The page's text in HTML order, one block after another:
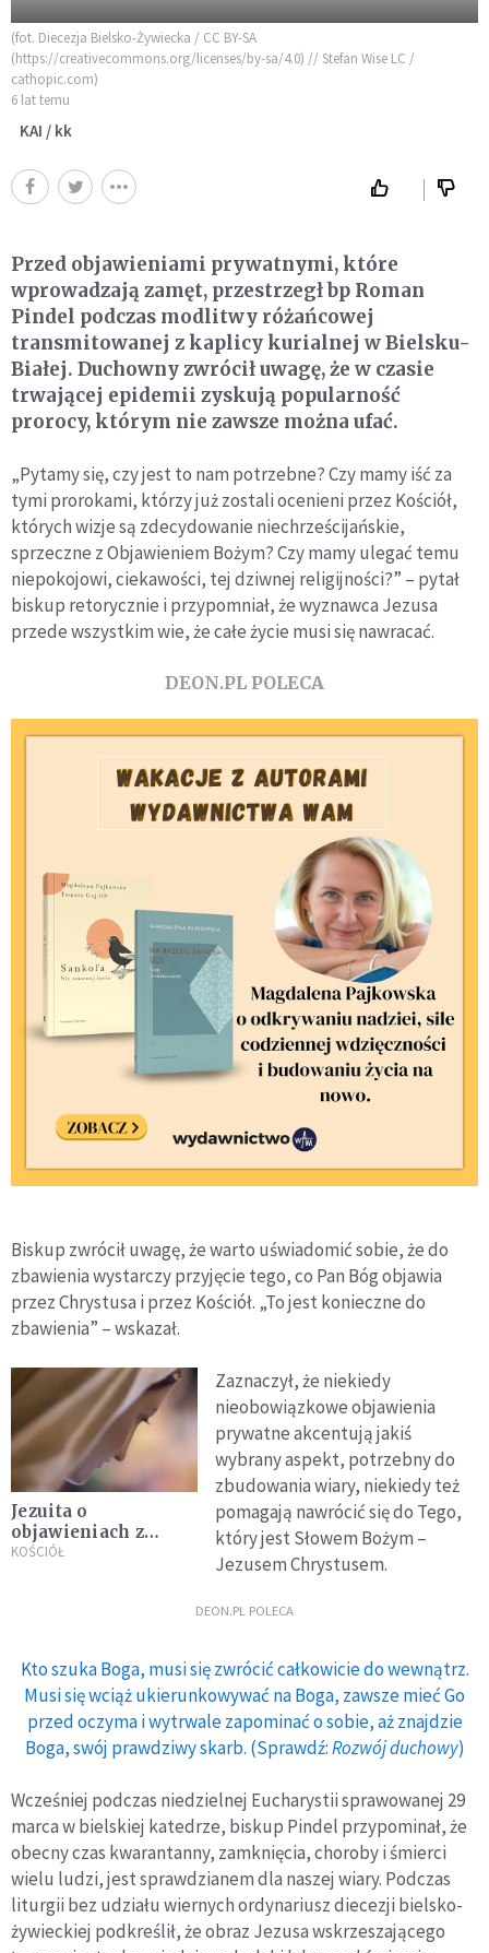
(fot. Diecezja Bielsko-Żywiecka / CC BY-SA
(https://creativecommons.org/licenses/by-sa/4.0) // Stefan Wise LC /
cathopic.com)
6 lat temu
KAI / kk
Przed objawieniami prywatnymi, które
wprowadzają zamęt, przestrzegł bp Roman
Pindel podczas modlitwy różańcowej
transmitowanej z kaplicy kurialnej w Bielsku-
Białej. Duchowny zwrócił uwagę, że w czasie
trwającej epidemii zyskują popularność
prorocy, którym nie zawsze można ufać.
„Pytamy się, czy jest to nam potrzebne? Czy mamy iść za
tymi prorokami, którzy już zostali ocenieni przez Kościół,
których wizje są zdecydowanie niechrześcijańskie,
sprzeczne z Objawieniem Bożym? Czy mamy ulegać temu
niepokojowi, ciekawości, tej dziwnej religijności?” – pytał
biskup retorycznie i przypomniał, że wyznawca Jezusa
przede wszystkim wie, że całe życie musi się nawracać.
DEON.PL POLECA
Biskup zwrócił uwagę, że warto uświadomić sobie, że do
zbawienia wystarczy przyjęcie tego, co Pan Bóg objawia
przez Chrystusa i przez Kościół. „To jest konieczne do
zbawienia” – wskazał.
Jezuita o
objawieniach z
Trevignano: nie
KOŚCIÓŁ
Zaznaczył, że niekiedy
nieobowiązkowe objawienia
prywatne akcentują jakiś
wybrany aspekt, potrzebny do
zbudowania wiary, niekiedy też
pomagają nawrócić się do Tego,
który jest Słowem Bożym –
Jezusem Chrystusem.
DEON.PL POLECA
Kto szuka Boga, musi się zwrócić całkowicie do wewnątrz.
Musi się wciąż ukierunkowywać na Boga, zawsze mieć Go
przed oczyma i wytrwale zapominać o sobie, aż znajdzie
Boga, swój prawdziwy skarb. (Sprawdź:Rozwój duchowy)
Wcześniej podczas niedzielnej Eucharystii sprawowanej 29
marca w bielskiej katedrze, biskup Pindel przypominał, że
obecny czas kwarantanny, zamknięcia, choroby i śmierci
wielu ludzi, jest sprawdzianem dla naszej wiary. Podczas
liturgii bez udziału wiernych ordynariusz diecezji bielsko-
żywieckiej podkreślił, że obraz Jezusa wskrzeszającego